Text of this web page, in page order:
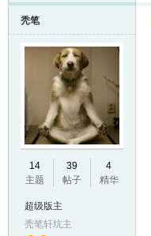
秃笔
14
主题
39
帖子
4
精华
超级版主
秃笔轩坑主